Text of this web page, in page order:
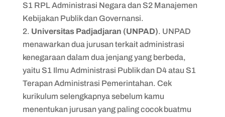
S1 RPL Administrasi Negara dan S2 Manajemen
Kebijakan Publik dan Governansi.
Universitas Padjadjaran (UNPAD). UNPAD
menawarkan dua jurusan terkait administrasi
kenegaraan dalam dua jenjang yang berbeda,
yaitu S1 Ilmu Administrasi Publik dan D4 atau S1
Terapan Administrasi Pemerintahan. Cek
kurikulum selengkapnya sebelum kamu
menentukan jurusan yang paling cocok buatmu